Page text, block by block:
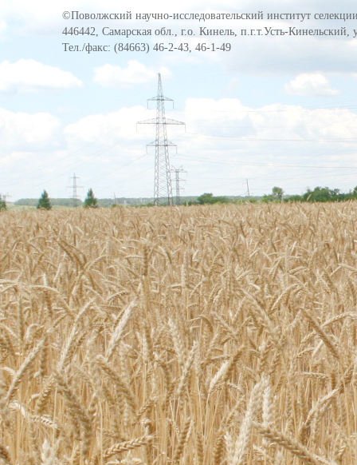
©Поволжский научно-исследовательский институт
446442, Самарская обл., г.о. Кинель, п.г.т.Усть-Кинельский,
Тел./факс: (84663) 46-2-43, 46-1-49